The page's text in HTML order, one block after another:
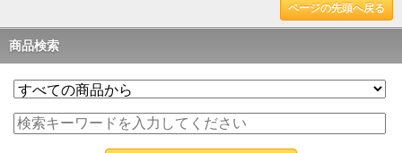
ページの先頭へ戻る
商品検索